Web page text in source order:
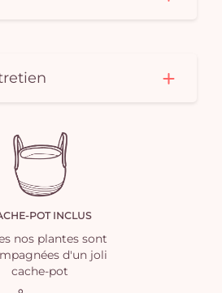
POT INCLUS
nos plantes sont
d'un joli
cache-pot